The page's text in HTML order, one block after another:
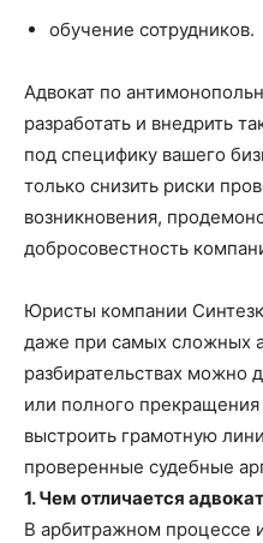
обучение сотрудников.
Адвокат по
разработать и внедрить
под специфику вашего
только снизить риски
возникновения,
добросовестность
Юристы компании
даже при самых сложных
разбирательствах можно
или полного
выстроить грамотную
проверенные судебные
1. Чем отличается
В арбитражном процессе